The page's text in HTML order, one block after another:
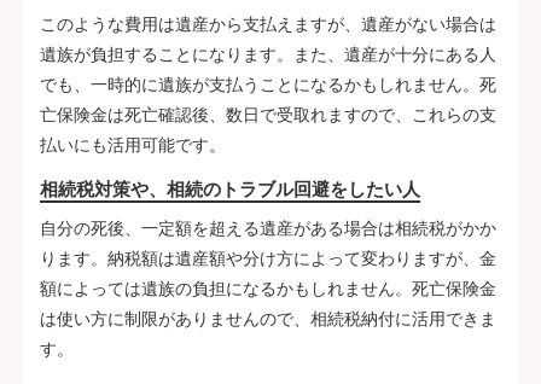
このような費用は遺産から支払えますが、遺産がない場合は
遺族が負担することになります。また、遺産が十分にある人
でも、一時的に遺族が支払うことになるかもしれません。死
亡保険金は死亡確認後、数日で受取れますので、これらの支
払いにも活用可能です。
相続税対策や、相続のトラブル回避をしたい人
自分の死後、一定額を超える遺産がある場合は相続税がかか
ります。納税額は遺産額や分け方によって変わりますが、金
額によっては遺族の負担になるかもしれません。死亡保険金
は使い方に制限がありませんので、相続税納付に活用できま
す。